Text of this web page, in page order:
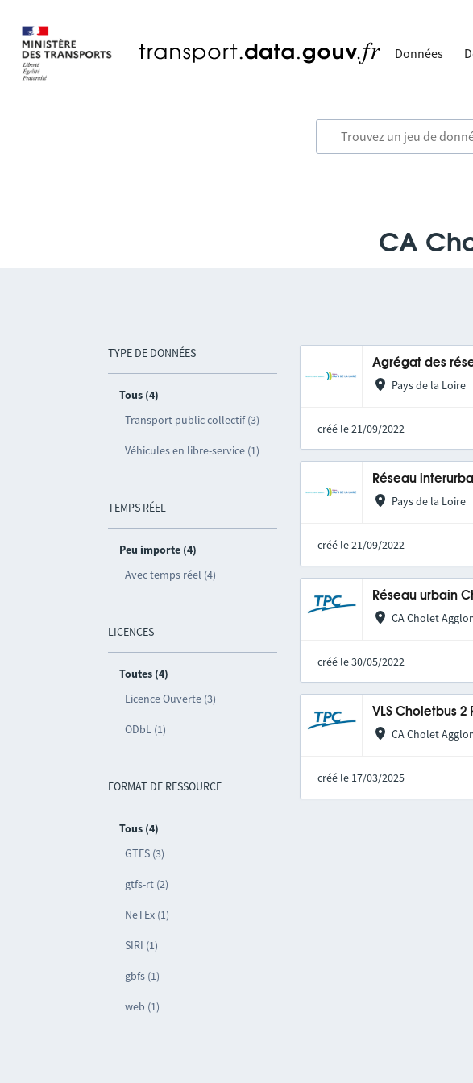
Données
CA
TYPE DE DONNÉES
Tous (4)
Transport public collectif (3)
Véhicules en libre-service (1)
TEMPS RÉEL
Peu importe (4)
Avec temps réel (4)
LICENCES
Toutes (4)
Licence Ouverte (3)
ODbL (1)
FORMAT DE RESSOURCE
Tous (4)
GTFS (3)
gtfs-rt (2)
NeTEx (1)
SIRI (1)
gbfs (1)
web (1)
Agrégat des
Pays de la Loire
créé le 21/09/2022
Réseau
Pays de la Loire
créé le 21/09/2022
Réseau urbain
CA Cholet
créé le 30/05/2022
VLS Choletbus 2
CA Cholet
créé le 17/03/2025